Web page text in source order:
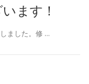
ます！
ました。修 …